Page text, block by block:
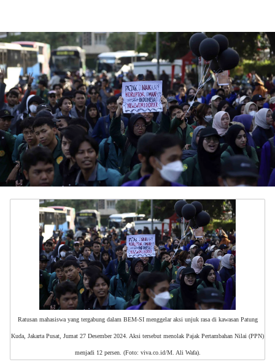
Ratusan mahasiswa yang tergabung dalam BEM-SI menggelar aksi unjuk rasa di kawasan Patung
Kuda, Jakarta Pusat, Jumat 27 Desember 2024. Aksi tersebut menolak Pajak Pertambahan Nilai (PPN)
menjadi 12 persen. (Foto: viva.co.id/M. Ali Wafa).